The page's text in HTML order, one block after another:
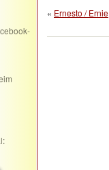
« Ernesto / Ernie